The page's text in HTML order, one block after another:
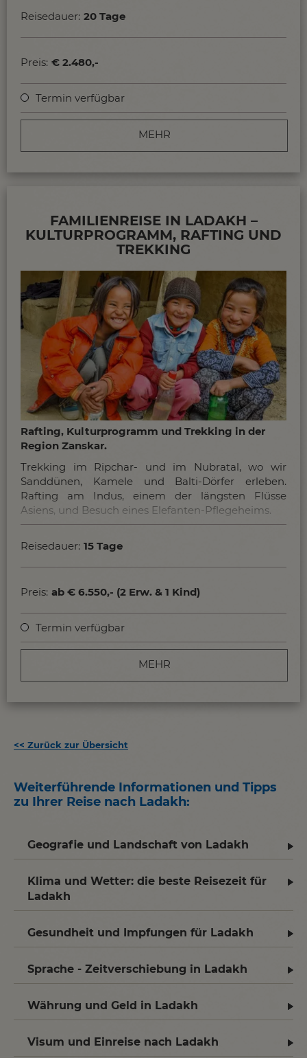
Tsomothang im Herzen von Ladakh.
Reisedauer: 20 Tage
Preis: € 2.480,-
Termin verfügbar
MEHR
FAMILIENREISE IN LADAKH –
KULTURPROGRAMM, RAFTING UND
TREKKING
Rafting, Kulturprogramm und Trekking in der
Region Zanskar.
Trekking im Ripchar- und im Nubratal, wo wir
Sanddünen, Kamele und Balti-Dörfer erleben.
Rafting am Indus, einem der längsten Flüsse
Asiens, und Besuch eines Elefanten-Pflegeheims.
Reisedauer: 15 Tage
Preis: ab € 6.550,- (2 Erw. & 1 Kind)
Termin verfügbar
MEHR
<< Zurück zur Übersicht
Weiterführende Informationen und Tipps
zu Ihrer Reise nach Ladakh:
Geografie und Landschaft von Ladakh
Klima und Wetter: die beste Reisezeit für
Ladakh
Gesundheit und Impfungen für Ladakh
Sprache - Zeitverschiebung in Ladakh
Währung und Geld in Ladakh
Visum und Einreise nach Ladakh